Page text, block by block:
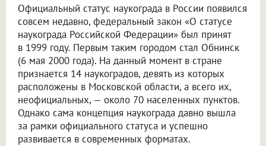
Официальный статус наукограда в России появился
совсем недавно, федеральный закон «О статусе
наукограда Российской Федерации» был принят
в 1999 году. Первым таким городом стал Обнинск
(6 мая 2000 года). На данный момент в стране
признается 14 наукоградов, девять из которых
расположены в Московской области, а всего их,
неофициальных, — около 70 населенных пунктов.
Однако сама концепция наукограда давно вышла
за рамки официального статуса и успешно
развивается в современных форматах.